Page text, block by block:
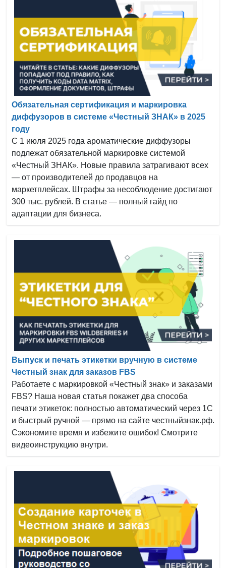
Обязательная сертификация и маркировка
диффузоров в системе «Честный ЗНАК» в 2025
году
С 1 июля 2025 года ароматические диффузоры
подлежат обязательной маркировке системой
«Честный ЗНАК». Новые правила затрагивают всех
— от производителей до продавцов на
маркетплейсах. Штрафы за несоблюдение достигают
300 тыс. рублей. В статье — полный гайд по
адаптации для бизнеса.
Выпуск и печать этикетки вручную в системе
Честный знак для заказов FBS
Работаете с маркировкой «Честный знак» и заказами
FBS? Наша новая статья покажет два способа
печати этикеток: полностью автоматический через 1С
и быстрый ручной — прямо на сайте честныйзнак.рф.
Сэкономите время и избежите ошибок! Смотрите
видеоинструкцию внутри.